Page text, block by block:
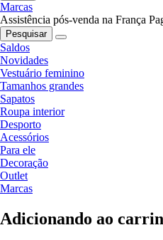
Marcas
Assistência pós-venda na França
Pesquisar
Saldos
Novidades
Vestuário feminino
Tamanhos grandes
Sapatos
Roupa interior
Desporto
Acessórios
Para ele
Decoração
Outlet
Marcas
Adicionando ao